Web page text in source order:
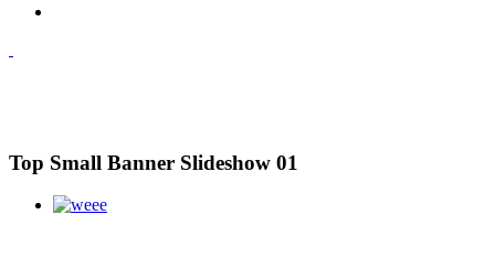
Top Small Banner Slideshow 01